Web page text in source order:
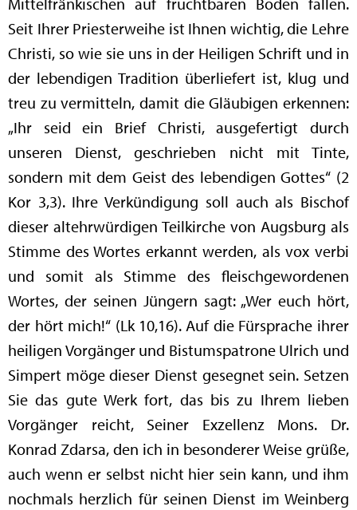
Seit Ihrer Priesterweihe ist Ihnen wichtig, die Lehre
Christi, so wie sie uns in der Heiligen Schrift und in
der lebendigen Tradition überliefert ist, klug und
treu zu vermitteln, damit die Gläubigen erkennen:
„Ihr seid ein Brief Christi, ausgefertigt durch
unseren Dienst, geschrieben nicht mit Tinte,
sondern mit dem Geist des lebendigen Gottes“ (2
Kor 3,3). Ihre Verkündigung soll auch als Bischof
dieser altehrwürdigen Teilkirche von Augsburg als
Stimme des Wortes erkannt werden, als vox verbi
und somit als Stimme des fleischgewordenen
Wortes, der seinen Jüngern sagt: „Wer euch hört,
der hört mich!“ (Lk 10,16). Auf die Fürsprache ihrer
heiligen Vorgänger und Bistumspatrone Ulrich und
Simpert möge dieser Dienst gesegnet sein. Setzen
Sie das gute Werk fort, das bis zu Ihrem lieben
Vorgänger reicht, Seiner Exzellenz Mons. Dr.
Konrad Zdarsa, den ich in besonderer Weise grüße,
auch wenn er selbst nicht hier sein kann, und ihm
nochmals herzlich für seinen Dienst im Weinberg